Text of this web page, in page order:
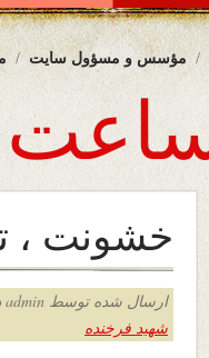
مؤسس و مسؤول سایت
خشونت ،
ارسال شده توسط admin در
شهید فرخنده